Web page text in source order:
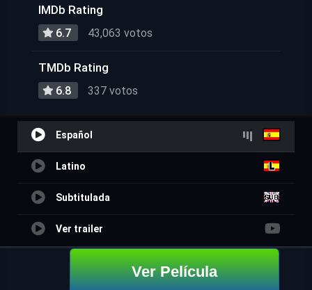
IMDb Rating
6.7 43,063 votos
TMDb Rating
6.8 337 votos
Español
Latino
Subtitulada
Ver trailer
Ver Película